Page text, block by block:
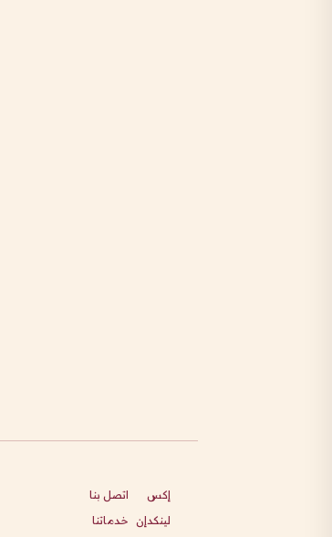
إكس
لينكدإن
اتصل بنا
خدماتنا